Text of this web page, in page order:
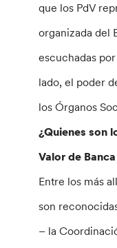
que los PdV
organizada del
escuchadas
lado, el poder
los Órganos
¿Quienes son
Valor de
Entre los más
son
– la